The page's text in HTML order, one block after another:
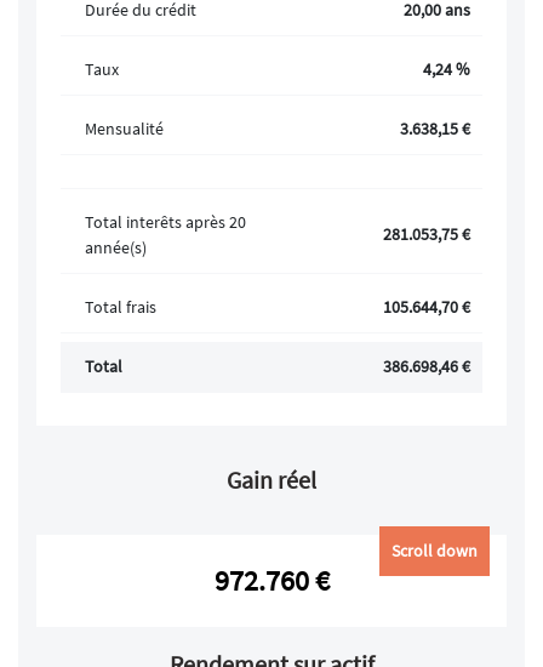
Durée du crédit 20,00 ans
Taux 4,24 %
Mensualité 3.638,15 €
Total interêts après 20
année(s)
281.053,75 €
Total frais 105.644,70 €
Total 386.698,46 €
Gain réel
972.760 €
Scroll down